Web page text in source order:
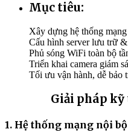
Mục tiêu:
Xây dựng hệ thống
Cấu hình server lưu trữ
Phủ sóng WiFi toàn bộ
Triển khai camera giám
Tối ưu vận hành, dễ bảo
Giải pháp
1. Hệ thống mạng nội